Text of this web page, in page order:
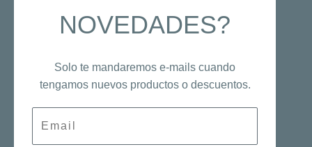
NOVEDADES?
Solo te mandaremos e-mails cuando
tengamos nuevos productos o descuentos.
Email